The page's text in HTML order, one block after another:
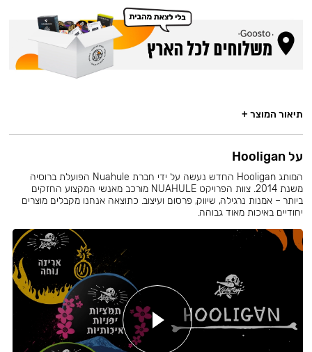
תיאור המוצר +
על Hooligan
המותג Hooligan החדש נעשה על ידי חברת Nuahule הפועלת ברוסיה
משנת 2014. צוות הפרויקט NUAHULE מורכב מאנשי המקצוע החזקים
ביותר – אמנות נרגילה, שיווק, פרסום ועיצוב. כתוצאה אנחנו מקבלים מוצרים
יחודיים באיכות מאוד גבוהה.